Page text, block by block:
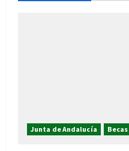
Junta de Andalucía Becas